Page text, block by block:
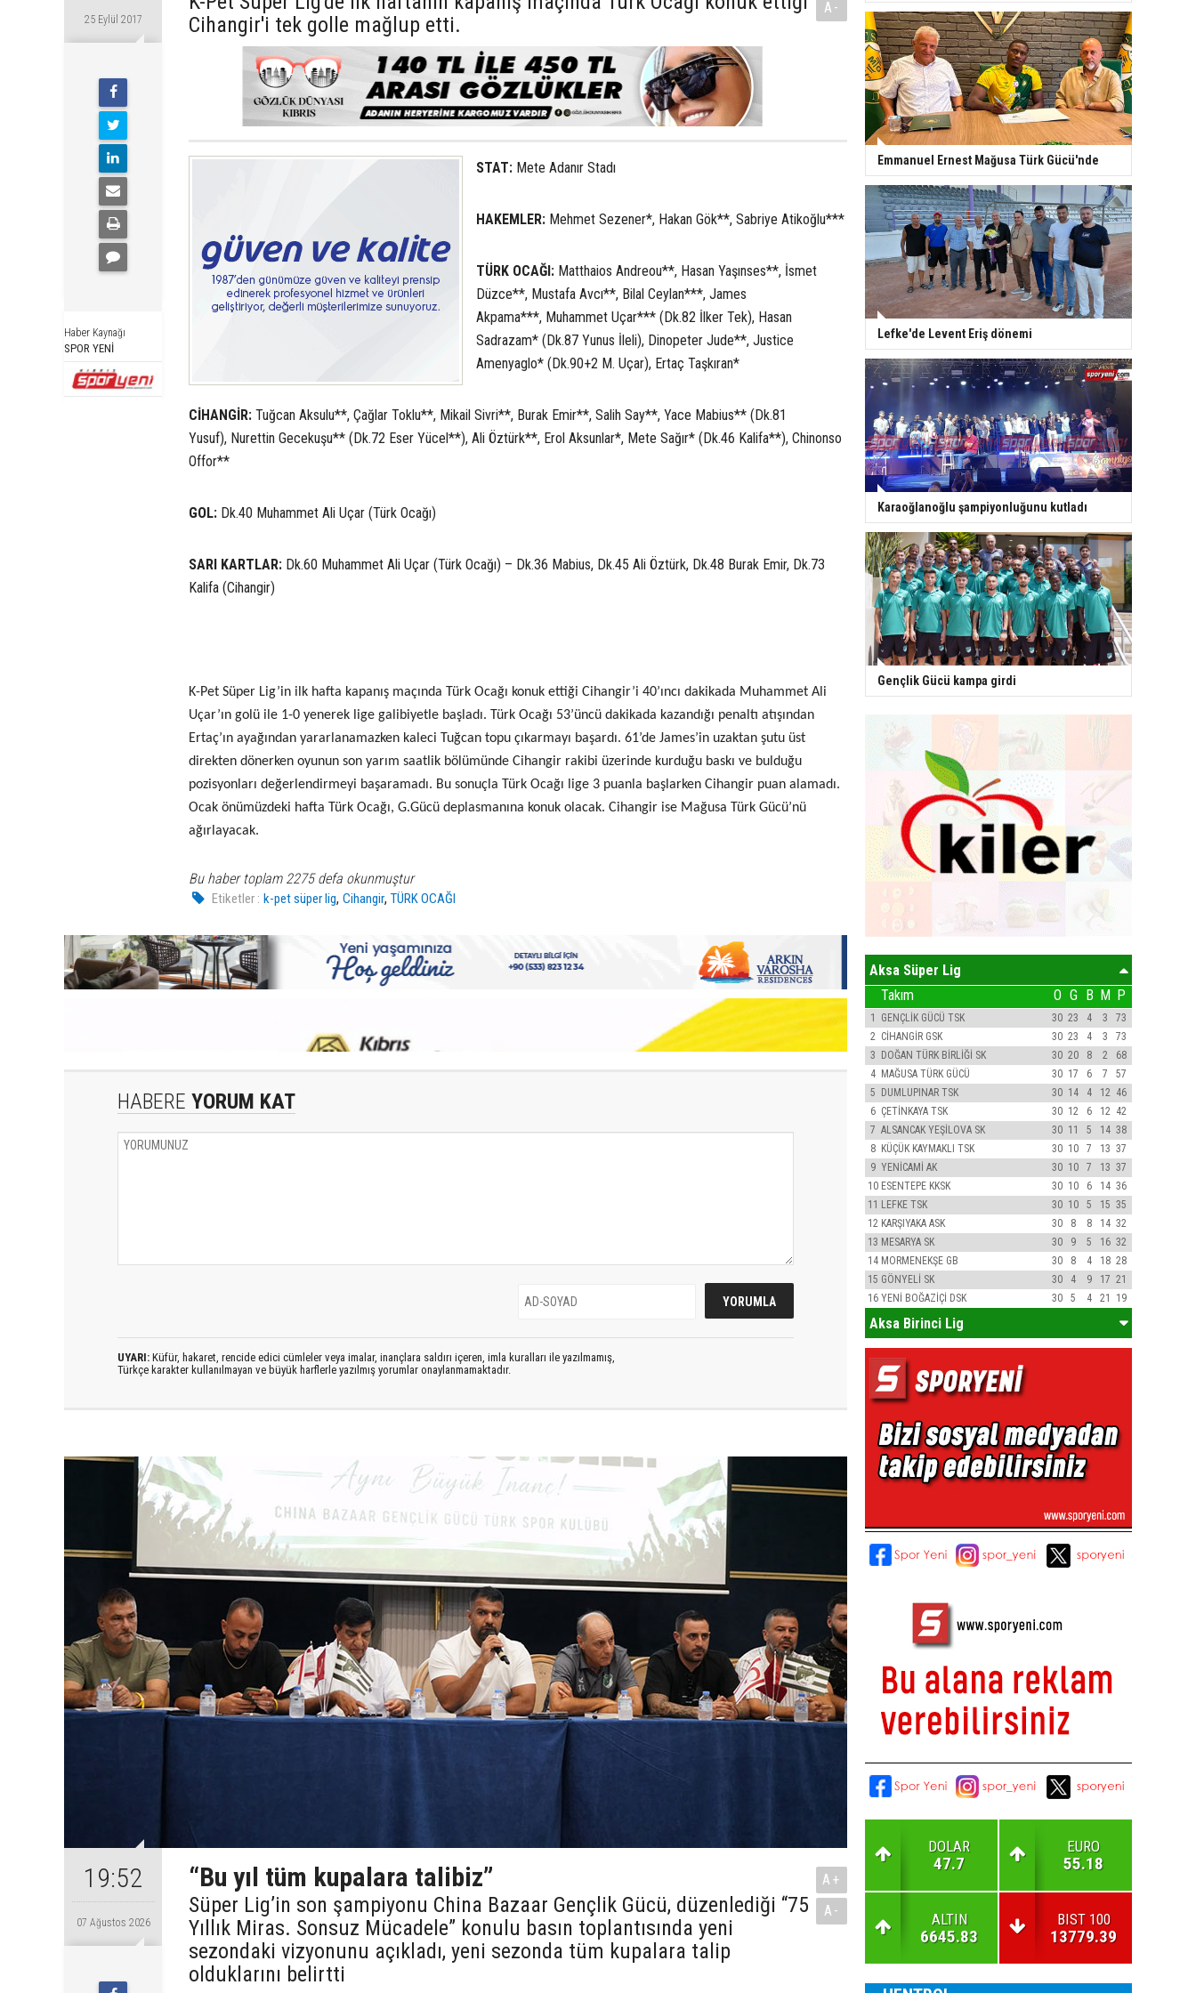
25 Eylül 2017
Haber Kaynağı
SPOR YENİ
Cihangir'i tek golle mağlup etti.
A-
STAT: Mete Adanır Stadı
HAKEMLER: Mehmet Sezener*, Hakan Gök**, Sabriye Atikoğlu***
TÜRK OCAĞI: Matthaios Andreou**, Hasan Yaşınses**, İsmet
Düzce**, Mustafa Avcı**, Bilal Ceylan***, James
Akpama***, Muhammet Uçar*** (Dk.82 İlker Tek), Hasan
Sadrazam* (Dk.87 Yunus İleli), Dinopeter Jude**, Justice
Amenyaglo* (Dk.90+2 M. Uçar), Ertaç Taşkıran*
CİHANGİR: Tuğcan Aksulu**, Çağlar Toklu**, Mikail Sivri**, Burak Emir**, Salih Say**, Yace Mabius** (Dk.81
Yusuf), Nurettin Gecekuşu** (Dk.72 Eser Yücel**), Ali Öztürk**, Erol Aksunlar*, Mete Sağır* (Dk.46 Kalifa**), Chinonso
Offor**
GOL: Dk.40 Muhammet Ali Uçar (Türk Ocağı)
SARI KARTLAR: Dk.60 Muhammet Ali Uçar (Türk Ocağı) – Dk.36 Mabius, Dk.45 Ali Öztürk, Dk.48 Burak Emir, Dk.73
Kalifa (Cihangir)
K-Pet Süper Lig’in ilk hafta kapanış maçında Türk Ocağı konuk ettiği Cihangir’i 40’ıncı dakikada Muhammet Ali
Uçar’ın golü ile 1-0 yenerek lige galibiyetle başladı. Türk Ocağı 53’üncü dakikada kazandığı penaltı atışından
Ertaç’ın ayağından yararlanamazken kaleci Tuğcan topu çıkarmayı başardı. 61’de James’in uzaktan şutu üst
direkten dönerken oyunun son yarım saatlik bölümünde Cihangir rakibi üzerinde kurduğu baskı ve bulduğu
pozisyonları değerlendirmeyi başaramadı. Bu sonuçla Türk Ocağı lige 3 puanla başlarken Cihangir puan alamadı.
Ocak önümüzdeki hafta Türk Ocağı, G.Gücü deplasmanına konuk olacak. Cihangir ise Mağusa Türk Gücü’nü
ağırlayacak.
Bu haber toplam 2275 defa okunmuştur
Etiketler : k-pet süper lig,Cihangir,TÜRK OCAĞI
HABERE YORUM KAT
UYARI: Küfür, hakaret, rencide edici cümleler veya imalar, inançlara saldırı içeren, imla kuralları ile yazılmamış,
Türkçe karakter kullanılmayan ve büyük harflerle yazılmış yorumlar onaylanmamaktadır.
19:52
07 Ağustos 2026
“Bu yıl tüm kupalara talibiz”
Süper Lig’in son şampiyonu China Bazaar Gençlik Gücü, düzenlediği “75
Yıllık Miras. Sonsuz Mücadele” konulu basın toplantısında yeni
sezondaki vizyonunu açıkladı, yeni sezonda tüm kupalara talip
olduklarını belirtti
A+
A-
Emmanuel Ernest Mağusa Türk Gücü'nde
Lefke'de Levent Eriş dönemi
Karaoğlanoğlu şampiyonluğunu kutladı
Gençlik Gücü kampa girdi
Aksa Süper Lig
Takım O G B M P
1 GENÇLİK GÜCÜ TSK 30 23 4 3
73
2 CİHANGİR GSK 30 23 4 3
73
3 DOĞAN TÜRK BİRLİĞİ SK 30 20 8 2
68
4 MAĞUSA TÜRK GÜCÜ 30 17 6 7
57
5 DUMLUPINAR TSK 30 14 4 12 46
6 ÇETİNKAYA TSK 30 12 6 12 42
7 ALSANCAK YEŞİLOVA SK 30 11 5 14 38
8 KÜÇÜK KAYMAKLI TSK 30 10 7 13 37
9 YENİCAMİ AK 30 10 7 13 37
10 ESENTEPE KKSK 30 10 6 14 36
11 LEFKE TSK 30 10 5 15 35
12 KARŞIYAKA ASK 30 8 8 14 32
13 MESARYA SK 30 9 5 16 32
14 MORMENEKŞE GB 30 8 4 18 28
15 GÖNYELİ SK 30 4 9 17 21
16 YENİ BOĞAZİÇİ DSK 30 5 4 21 19
Aksa Birinci Lig
DOLAR
47.7
EURO
55.18
ALTIN
6645.83
BIST 100
13779.39